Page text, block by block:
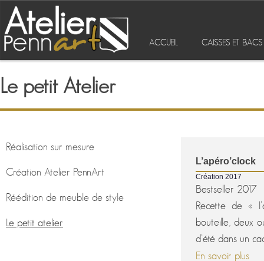
ACCUEIL CAISSES ET
Le petit Atelier
Réalisation sur mesure
Création Atelier PennArt
Réédition de meuble de style
Le petit atelier
L’apéro’clock
Création 2017
Bestseller 2017
Recette de «
bouteille, deux
d’été dans un
En savoir plus